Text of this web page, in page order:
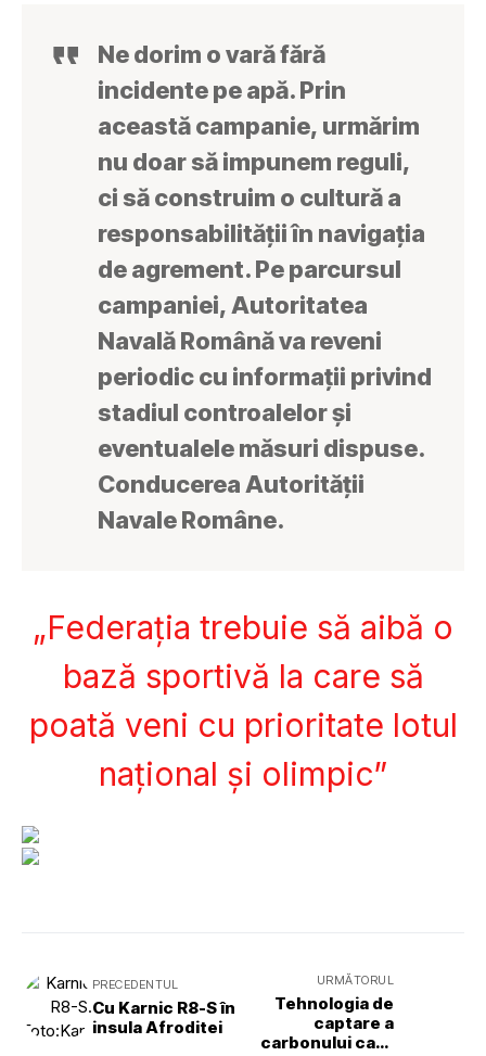
Ne dorim o vară fără
incidente pe apă. Prin
această campanie, urmărim
nu doar să impunem reguli,
ci să construim o cultură a
responsabilității în navigația
de agrement. Pe parcursul
campaniei, Autoritatea
Navală Română va reveni
periodic cu informații privind
stadiul controalelor și
eventualele măsuri dispuse.
Conducerea Autorității
Navale Române.
„Federația trebuie să aibă o
bază sportivă la care să
poată veni cu prioritate lotul
național și olimpic”
PRECEDENTUL
Cu Karnic R8-S în
insula Afroditei
URMĂTORUL
Tehnologia de
captare a
carbonului care